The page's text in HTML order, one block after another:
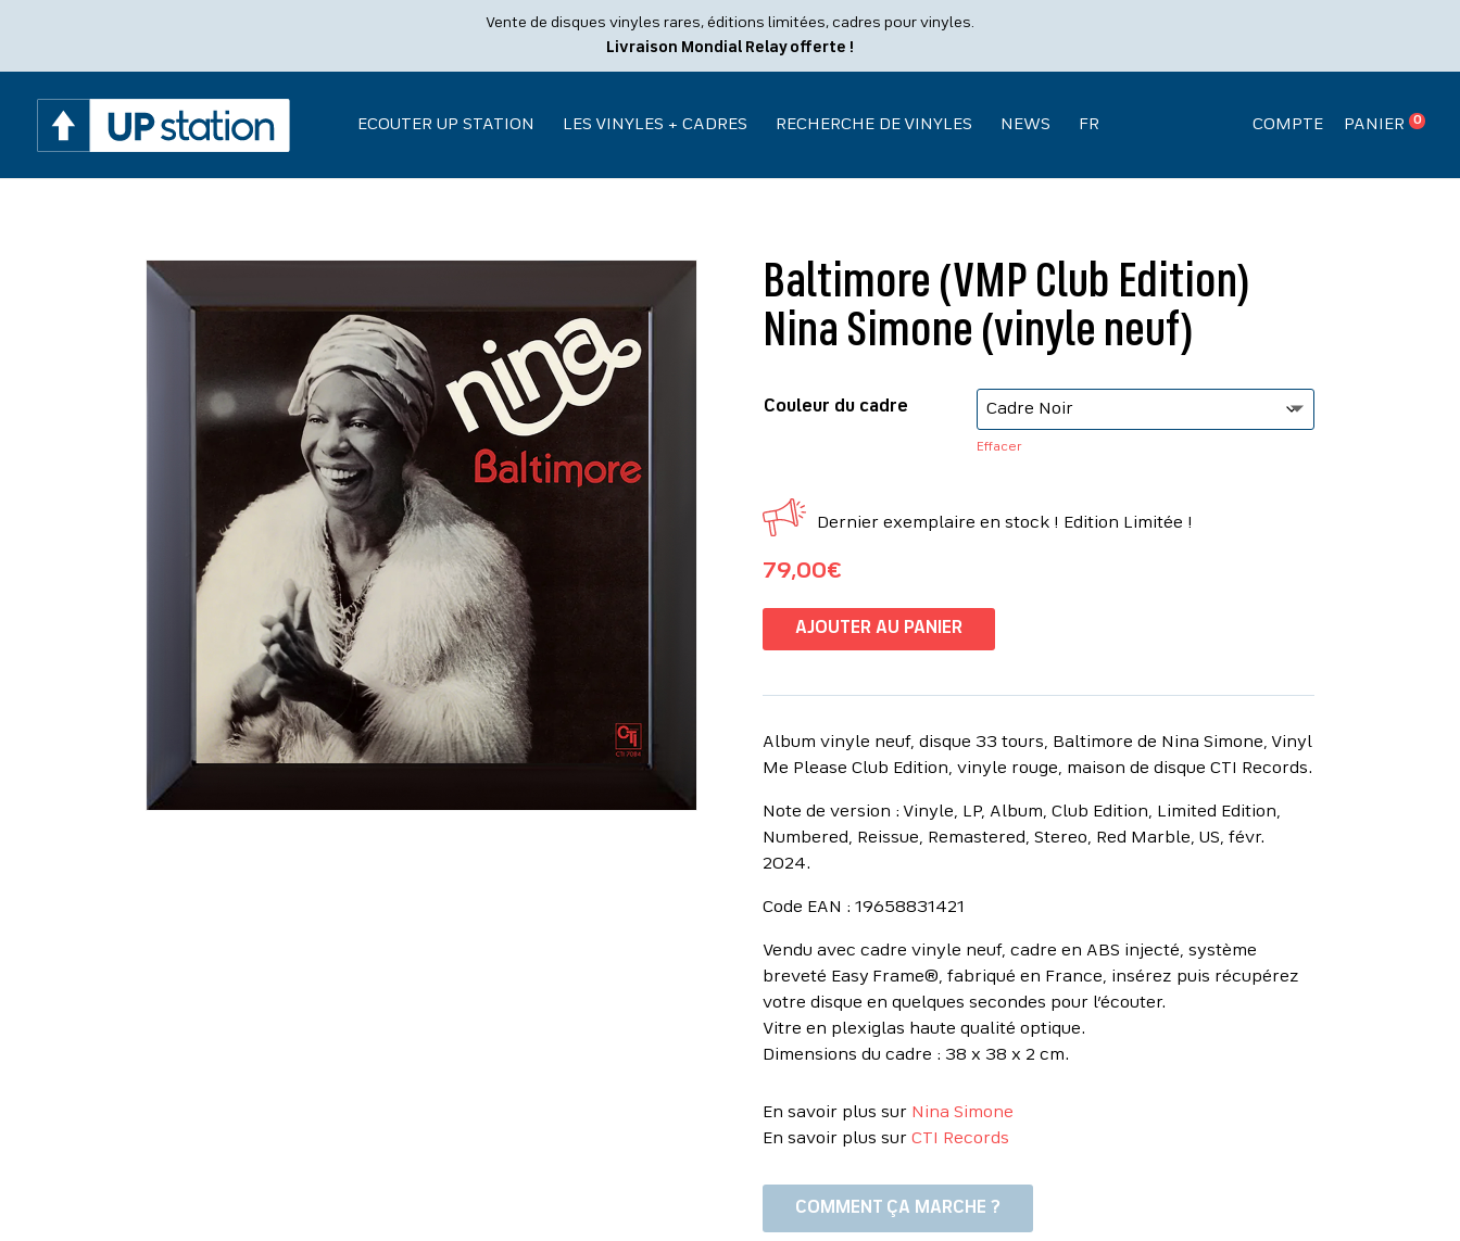
Vente de disques vinyles rares, éditions limitées, cadres pour vinyles.
Livraison Mondial Relay offerte !
ECOUTER UP STATION LES VINYLES + CADRES RECHERCHE DE VINYLES NEWS FR COMPTE PANIER 0
Baltimore (VMP Club Edition)
Nina Simone (vinyle neuf)
Couleur du cadre
Effacer
Dernier exemplaire en stock ! Edition Limitée !
79,00€
AJOUTER AU PANIER
Album vinyle neuf, disque 33 tours, Baltimore de Nina Simone, Vinyl
Me Please Club Edition, vinyle rouge, maison de disque CTI Records.
Note de version : Vinyle, LP, Album, Club Edition, Limited Edition,
Numbered, Reissue, Remastered, Stereo, Red Marble, US, févr.
2024.
Code EAN : 19658831421
Vendu avec cadre vinyle neuf, cadre en ABS injecté, système
breveté Easy Frame®, fabriqué en France, insérez puis récupérez
votre disque en quelques secondes pour l’écouter.
Vitre en plexiglas haute qualité optique.
Dimensions du cadre : 38 x 38 x 2 cm.
En savoir plus sur Nina Simone
En savoir plus sur CTI Records
COMMENT ÇA MARCHE ?